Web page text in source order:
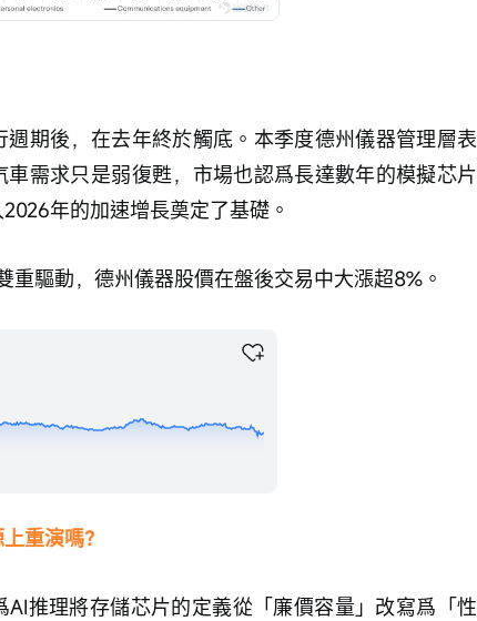
期後，在去年終於觸底。本季度德州儀器管理層表
需求只是弱復甦，市場也認爲長達數年的模擬芯片
年的加速增長奠定了基礎。
重驅動，德州儀器股價在盤後交易中大漲超8%。
重演嗎？
推理將存儲芯片的定義從「廉價容量」改寫爲「性